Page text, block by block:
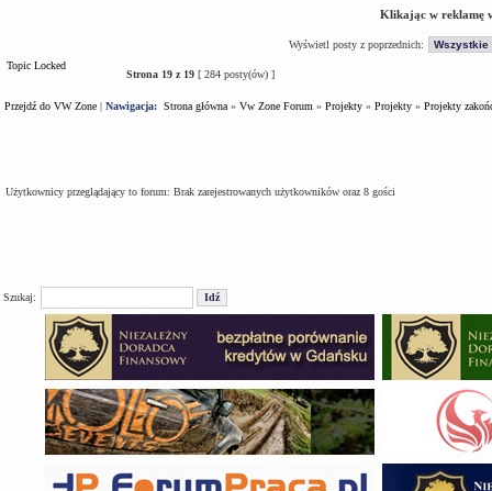
Klikając w reklamę
Wyświetl posty z poprzednich:
Topic Locked
Strona 19 z 19 [ 284 posty(ów) ]
Przejdź do VW Zone | Nawigacja: Strona główna » Vw Zone Forum » Projekty » Projekty » Projekty
Użytkownicy przeglądający to forum: Brak zarejestrowanych użytkowników oraz 8 gości
Szukaj: